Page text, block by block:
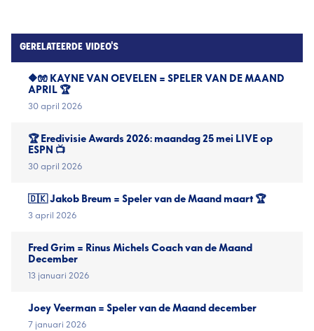
GERELATEERDE VIDEO'S
🔶🧤 KAYNE VAN OEVELEN = SPELER VAN DE MAAND
APRIL 🏆
30 april 2026
🏆 Eredivisie Awards 2026: maandag 25 mei LIVE op
ESPN 📺
30 april 2026
🇩🇰 Jakob Breum = Speler van de Maand maart 🏆
3 april 2026
Fred Grim = Rinus Michels Coach van de Maand
December
13 januari 2026
Joey Veerman = Speler van de Maand december
7 januari 2026